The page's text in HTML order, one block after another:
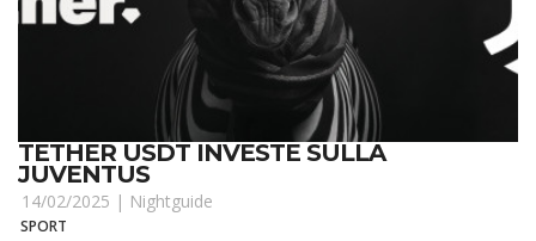
TETHER USDT INVESTE SULLA
JUVENTUS
14/02/2025 | Nightguide
SPORT